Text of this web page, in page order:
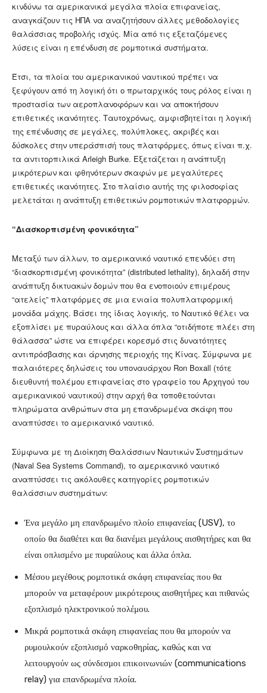
κινδύνω τα αμερικανικά μεγάλα πλοία επιφανείας,
αναγκάζουν τις ΗΠΑ να αναζητήσουν άλλες μεθοδολογίες
θαλάσσιας προβολής ισχύς. Μία από τις εξεταζόμενες
λύσεις είναι η επένδυση σε ρομποτικά συστήματα.
Έτσι, τα πλοία του αμερικανικού ναυτικού πρέπει να
ξεφύγουν από τη λογική ότι ο πρωταρχικός τους ρόλος είναι η
προστασία των αεροπλανοφόρων και να αποκτήσουν
επιθετικές ικανότητες. Ταυτοχρόνως, αμφισβητείται η λογική
της επένδυσης σε μεγάλες, πολύπλοκες, ακριβές και
δύσκολες στην υπεράσπισή τους πλατφόρμες, όπως είναι π.χ.
τα αντιτορπιλικά Arleigh Burke. Εξετάζεται η ανάπτυξη
μικρότερων και φθηνότερων σκαφών με μεγαλύτερες
επιθετικές ικανότητες. Στο πλαίσιο αυτής της φιλοσοφίας
μελετάται η ανάπτυξη επιθετικών ρομποτικών πλατφορμών.
“Διασκορπισμένη φονικότητα”
Μεταξύ των άλλων, το αμερικανικό ναυτικό επενδύει στη
“διασκορπισμένη φονικότητα” (distributed lethality), δηλαδή στην
ανάπτυξη δικτυακών δομών που θα ενοποιούν επιμέρους
“ατελείς” πλατφόρμες σε μια ενιαία πολυπλατφορμική
μονάδα μάχης. Βάσει της ίδιας λογικής, το Ναυτικό θέλει να
εξοπλίσει με πυραύλους και άλλα όπλα “οτιδήποτε πλέει στη
θάλασσα” ώστε να επιφέρει κορεσμό στις δυνατότητες
αντιπρόσβασης και άρνησης περιοχής της Κίνας. Σύμφωνα με
παλαιότερες δηλώσεις του υποναυάρχου Ron Boxall (τότε
διευθυντή πολέμου επιφανείας στο γραφείο του Αρχηγού του
αμερικανικού ναυτικού) στην αρχή θα τοποθετούνται
πληρώματα ανθρώπων στα μη επανδρωμένα σκάφη που
αναπτύσσει το αμερικανικό ναυτικό.
Σύμφωνα με τη Διοίκηση Θαλάσσιων Ναυτικών Συστημάτων
(Naval Sea Systems Command), το αμερικανικό ναυτικό
αναπτύσσει τις ακόλουθες κατηγορίες ρομποτικών
θαλάσσιων συστημάτων:
Ένα μεγάλο μη επανδρωμένο πλοίο επιφανείας (USV), το
οποίο θα διαθέτει και θα διανέμει μεγάλους αισθητήρες και θα
είναι οπλισμένο με πυραύλους και άλλα όπλα.
Μέσου μεγέθους ρομποτικά σκάφη επιφανείας που θα
μπορούν να μεταφέρουν μικρότερους αισθητήρες και πιθανώς
εξοπλισμό ηλεκτρονικού πολέμου.
Μικρά ρομποτικά σκάφη επιφανείας που θα μπορούν να
ρυμουλκούν εξοπλισμό ναρκοθηρίας, καθώς και να
λειτουργούν ως σύνδεσμοι επικοινωνιών (communications
relay) για επανδρωμένα πλοία.